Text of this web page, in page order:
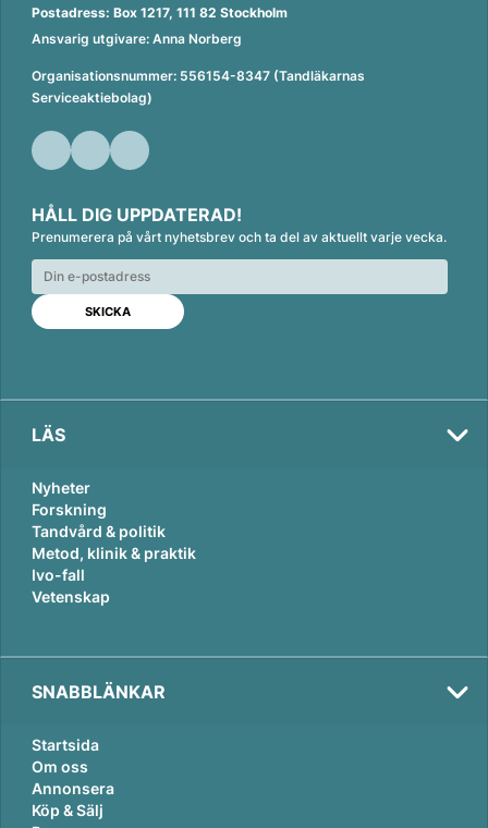
Postadress: Box 1217, 111 82 Stockholm
Ansvarig utgivare: Anna Norberg
Organisationsnummer: 556154-8347 (Tandläkarnas
Serviceaktiebolag)
HÅLL DIG UPPDATERAD!
Prenumerera på vårt nyhetsbrev och ta del av aktuellt varje vecka.
LÄS
Nyheter
Forskning
Tandvård & politik
Metod, klinik & praktik
Ivo-fall
Vetenskap
SNABBLÄNKAR
Startsida
Om oss
Annonsera
Köp & Sälj